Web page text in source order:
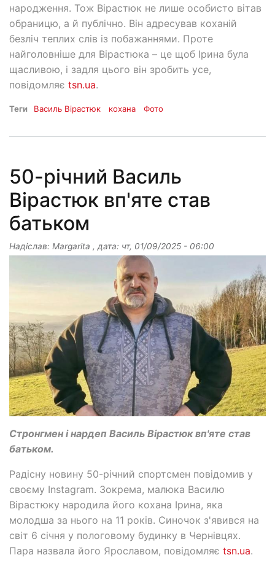
народження. Тож Вірастюк не лише особисто вітав
обраницю, а й публічно. Він адресував коханій
безліч теплих слів із побажаннями. Проте
найголовніше для Вірастюка – це щоб Ірина була
щасливою, і задля цього він зробить усе,
повідомляє tsn.ua.
Теги Василь Вірастюк кохана Фото
50-річний Василь
Вірастюк вп'яте став
батьком
Надіслав: Margarita , дата: чт, 01/09/2025 - 06:00
Стронгмен і нардеп Василь Вірастюк вп'яте став
батьком.
Радісну новину 50-річний спортсмен повідомив у
своєму Instagram. Зокрема, малюка Василю
Вірастюку народила його кохана Ірина, яка
молодша за нього на 11 років. Синочок з'явився на
світ 6 січня у пологовому будинку в Чернівцях.
Пара назвала його Ярославом, повідомляє tsn.ua.